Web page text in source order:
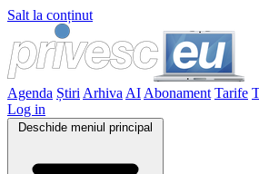
Salt la conținut
Agenda Știri Arhiva AI Abonament Tarife
Log in
Deschide meniul principal